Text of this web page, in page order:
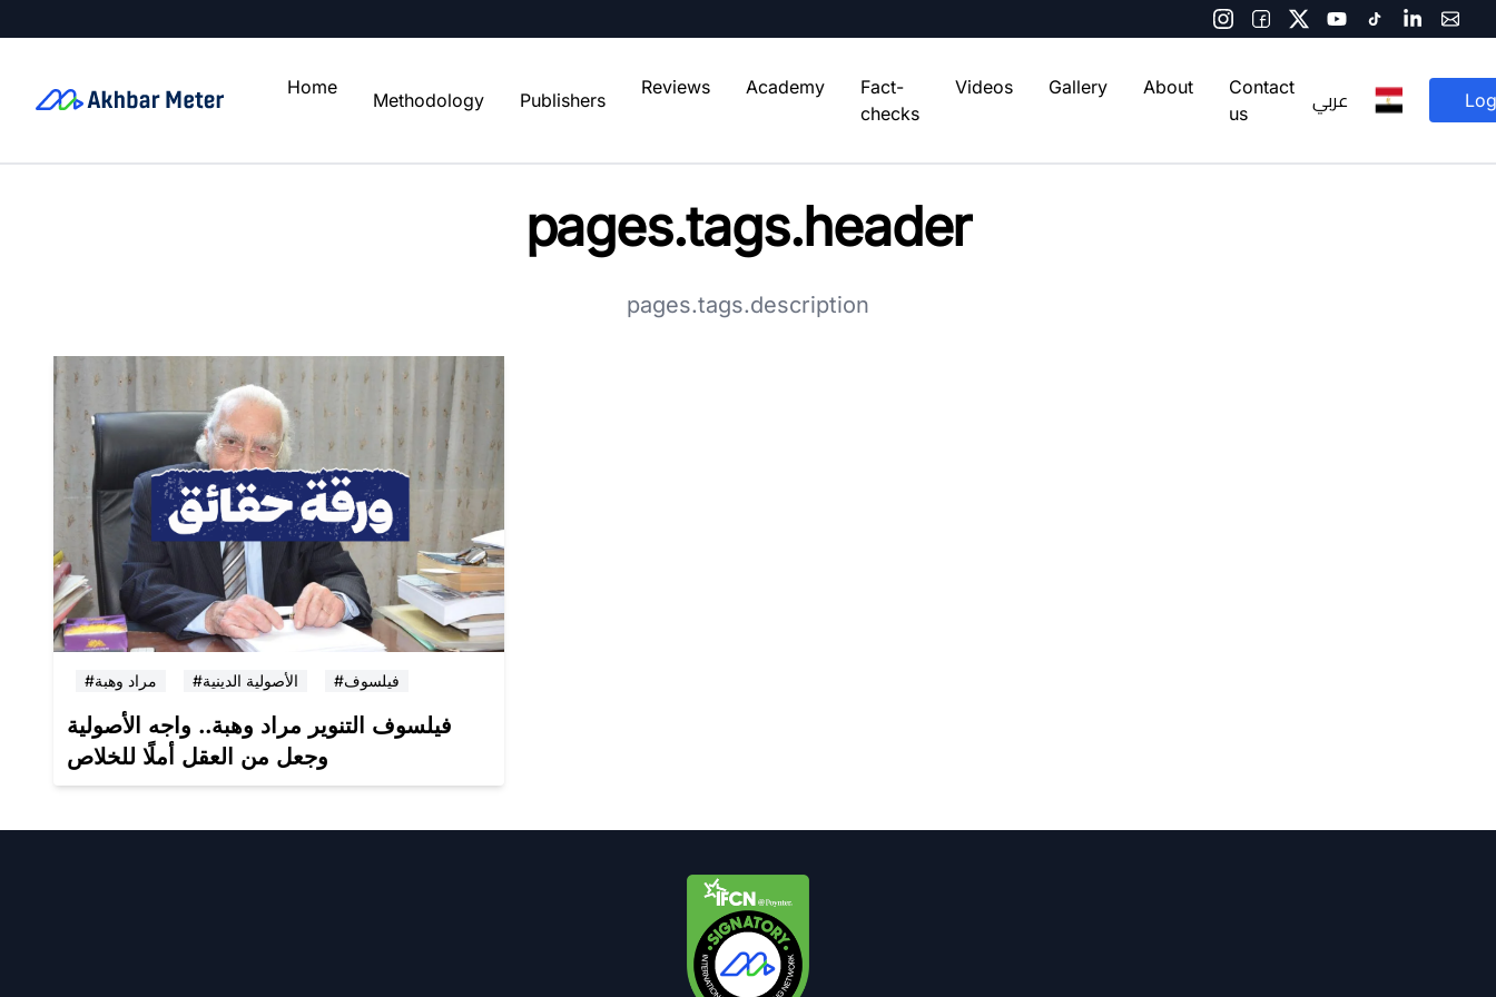
Home
Methodology Publishers
Reviews Academy
Fact-
checks
Videos Gallery About
Contact
us
عربي
pages.tags.header
pages.tags.description
#مراد وهبة #الأصولية الدينية #فيلسوف
فيلسوف التنوير مراد وهبة.. واجه الأصولية
وجعل من العقل أملًا للخلاص